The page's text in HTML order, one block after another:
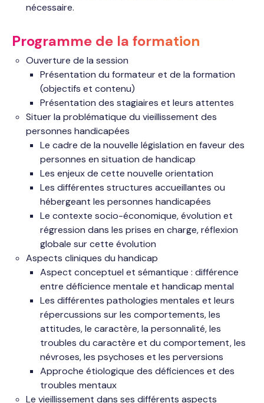
nécessaire.
Programme de la formation
Ouverture de la session
Présentation du formateur et de la formation
(objectifs et contenu)
Présentation des stagiaires et leurs attentes
Situer la problématique du vieillissement des
personnes handicapées
Le cadre de la nouvelle législation en faveur des
personnes en situation de handicap
Les enjeux de cette nouvelle orientation
Les différentes structures accueillantes ou
hébergeant les personnes handicapées
Le contexte socio-économique, évolution et
régression dans les prises en charge, réflexion
globale sur cette évolution
Aspects cliniques du handicap
Aspect conceptuel et sémantique : différence
entre déficience mentale et handicap mental
Les différentes pathologies mentales et leurs
répercussions sur les comportements, les
attitudes, le caractère, la personnalité, les
troubles du caractère et du comportement, les
névroses, les psychoses et les perversions
Approche étiologique des déficiences et des
troubles mentaux
Le vieillissement dans ses différents aspects